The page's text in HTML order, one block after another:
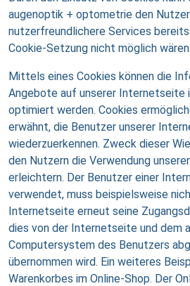
augenoptik + optometrie den
nutzerfreundlichere Services
Cookie-Setzung nicht möglich wären.
Mittels eines Cookies können die
Angebote auf unserer Internetseite
optimiert werden. Cookies
erwähnt, die Benutzer unserer
wiederzuerkennen. Zweck dieser
den Nutzern die Verwendung
erleichtern. Der Benutzer einer
verwendet, muss beispielsweise
Internetseite erneut seine
dies von der Internetseite und dem
Computersystem des Benutzers
übernommen wird. Ein weiteres
Warenkorbes im Online-Shop. Der